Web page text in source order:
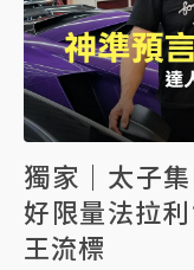
獨家｜太子
好限量法拉
王流標